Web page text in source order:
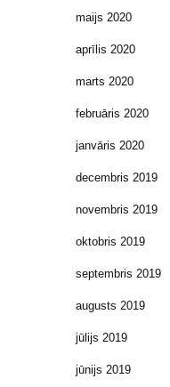
maijs 2020
aprīlis 2020
marts 2020
februāris 2020
janvāris 2020
decembris 2019
novembris 2019
oktobris 2019
septembris 2019
augusts 2019
jūlijs 2019
jūnijs 2019